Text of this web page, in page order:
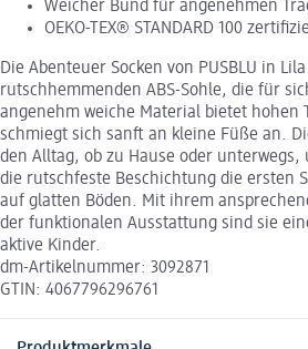
Weicher Bund für angenehmen
OEKO-TEX® STANDARD 100
Die Abenteuer Socken von PUSBLU in
rutschhemmenden ABS-Sohle, die für
angenehm weiche Material bietet hohen
schmiegt sich sanft an kleine Füße an.
den Alltag, ob zu Hause oder
die rutschfeste Beschichtung die ersten
auf glatten Böden. Mit ihrem
der funktionalen Ausstattung sind sie
aktive Kinder.
dm-Artikelnummer: 3092871
GTIN: 4067796296761